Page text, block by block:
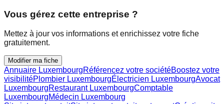
Vous gérez cette entreprise ?
Mettez à jour vos informations et enrichissez votre fiche
gratuitement.
Modifier ma fiche
Annuaire LuxembourgRéférencez votre sociétéBoostez votre
visibilitéPlombier LuxembourgÉlectricien LuxembourgAvocat
LuxembourgRestaurant LuxembourgComptable
LuxembourgMédecin Luxembourg